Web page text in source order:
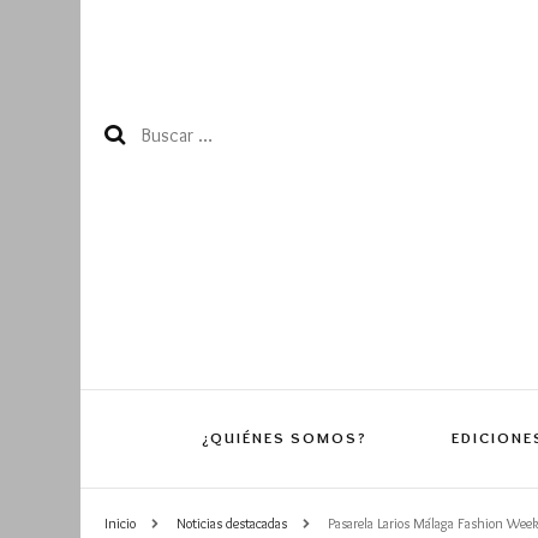
Buscar:
¿QUIÉNES SOMOS?
Edición
Inicio Noticias destacadas Pasarela Larios Málaga Fashion